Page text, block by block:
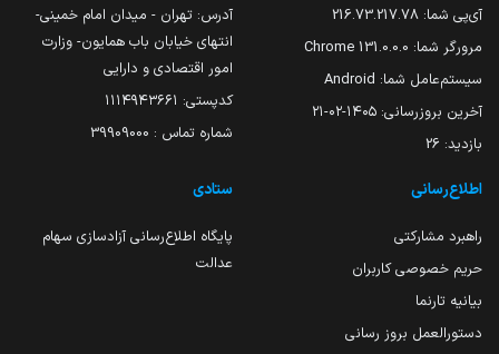
آی‌پی شما: 216.73.217.78
مرورگر شما: 131.0.0.0 Chrome
سیستم‌عامل شما: Android
آخرین بروزرسانی: ۱۴۰۵-۰۲-۲۱
بازدید: 26
آدرس: تهران - میدان امام خمینی-
انتهای خیابان باب همایون- وزارت
امور اقتصادی و دارایی
کدپستی: ۱۱۱۴۹۴۳۶۶۱
شماره تماس : 39909000
اطلاع‌رسانی
راهبرد مشارکتی
حریم خصوصی کاربران
بیانیه تارنما
دستورالعمل بروز رسانی
ستادی
پایگاه اطلاع‌رسانی آزادسازی سهام
عدالت